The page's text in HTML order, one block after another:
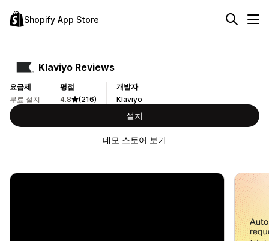
Shopify App Store
Klaviyo Reviews
요금제
무료 설치
평점
4.8
(216)
개발자
Klaviyo
설치
데모 스토어 보기